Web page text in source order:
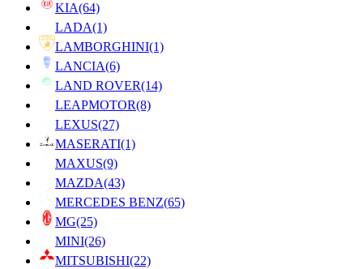
KIA(64)
LADA(1)
LAMBORGHINI(1)
LANCIA(6)
LAND ROVER(14)
LEAPMOTOR(8)
LEXUS(27)
MASERATI(1)
MAXUS(9)
MAZDA(43)
MERCEDES BENZ(65)
MG(25)
MINI(26)
MITSUBISHI(22)